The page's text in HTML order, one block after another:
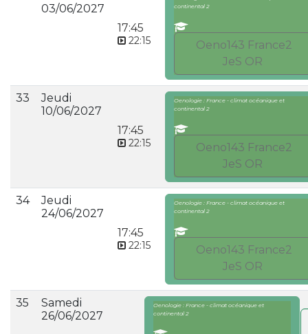
03/06/2027
17:45
22:15
continental 2
Oeno143 France2
JeS OR
33
Jeudi
10/06/2027
17:45
22:15
Oenologie : France - climat océanique et
continental 2
Oeno143 France2
JeS OR
34
Jeudi
24/06/2027
17:45
22:15
Oenologie : France - climat océanique et
continental 2
Oeno143 France2
JeS OR
35
Samedi
26/06/2027
Oenologie : France - climat océanique et
continental 2